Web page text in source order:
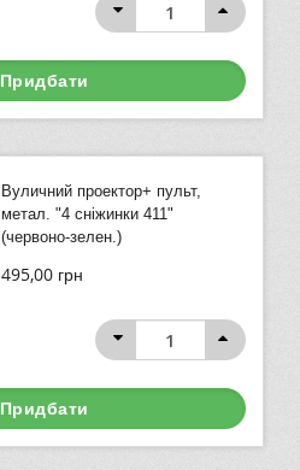
Придбати
Вуличний проектор+ пульт,
метал. "4 сніжинки 411"
(червоно-зелен.)
495,00 грн
Придбати